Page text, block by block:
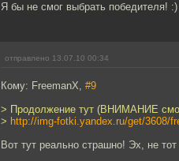
Я бы не смог выбрать победителя! :)
отправлено 13.07.10 00:34
Кому: FreemanX, #9
> Продолжение тут (ВНИМАНИЕ
> http://img-fotki.yandex.ru/get/3608/
Вот тут реально страшно! Эх, не